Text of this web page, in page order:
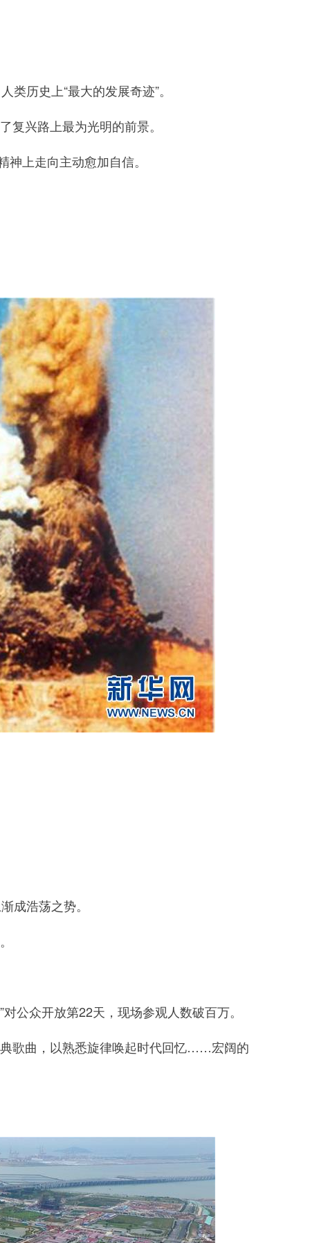
历史上“最大的发展奇迹”。
兴路上最为光明的前景。
上走向主动愈加自信。
浩荡之势。
众开放第22天，现场参观人数破百万。
歌曲，以熟悉旋律唤起时代回忆……宏阔的